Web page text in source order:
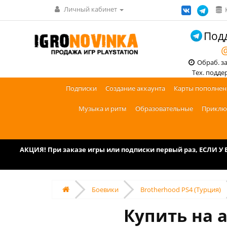
Личный кабинет
Обраб.
Тех.
Подписки
Создание аккаунта Карты
Музыка и ритм Образовательные
АКЦИЯ! При заказе игры или подписки первый раз, ЕСЛИ
Боевики Brotherhood PS4 (Турция)
Купить на